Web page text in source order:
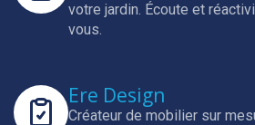
votre jardin. Écoute et
vous.
Ere Design
Créateur de mobilier sur